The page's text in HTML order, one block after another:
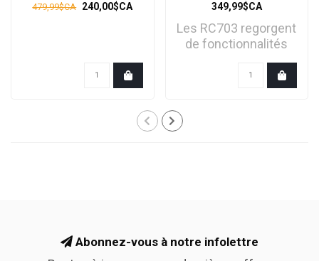
479,99$CA 240,00$CA 349,99$CA
Les RC703 regorgent
de fonctionnalités
pour la course et uti..
Abonnez-vous à notre infolettre